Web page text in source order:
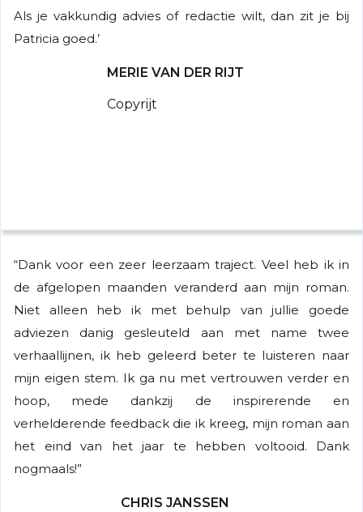
Als je vakkundig advies of redactie wilt, dan zit je bij
Patricia goed.’
MERIE VAN DER RIJT
Copyrijt
“Dank voor een zeer leerzaam traject. Veel heb ik in
de afgelopen maanden veranderd aan mijn roman.
Niet alleen heb ik met behulp van jullie goede
adviezen danig gesleuteld aan met name twee
verhaallijnen, ik heb geleerd beter te luisteren naar
mijn eigen stem. Ik ga nu met vertrouwen verder en
hoop, mede dankzij de inspirerende en
verhelderende feedback die ik kreeg, mijn roman aan
het eind van het jaar te hebben voltooid. Dank
nogmaals!”
CHRIS JANSSEN